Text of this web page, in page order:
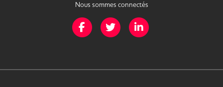
Nous sommes connectés
Page Facebook de Mission Handicap
Page Twitter de Mission Handicap